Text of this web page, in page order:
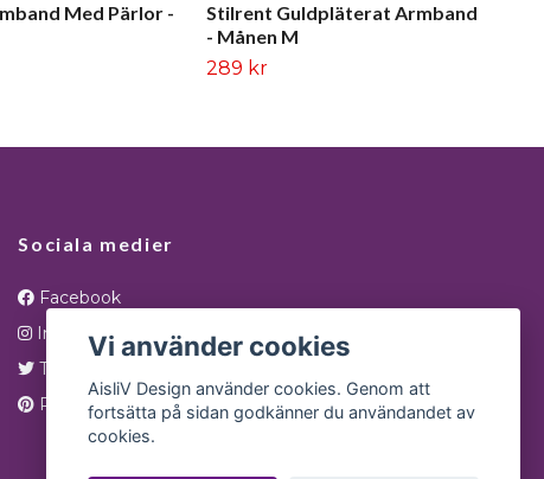
Med Pärlor -
Stilrent Guldpläterat Armband
- Månen M
289 kr
Sociala medier
Facebook
Instagram
Twitter
Pinterest
Vi använder cookies
AisliV Design använder cookies. Genom att
fortsätta på sidan godkänner du användandet av
cookies.